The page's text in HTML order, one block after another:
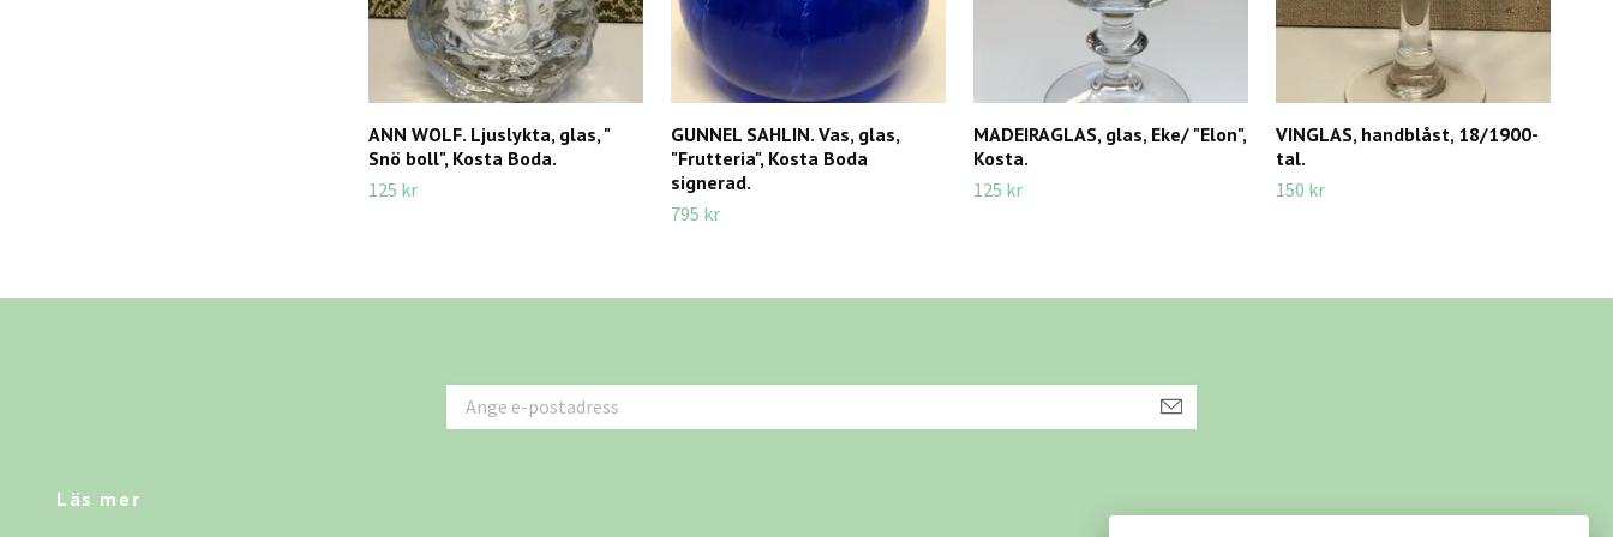
ANN WOLF. Ljuslykta, glas, "
Snö boll", Kosta Boda.
125 kr
GUNNEL SAHLIN. Vas, glas,
"Frutteria", Kosta Boda
signerad.
795 kr
MADEIRAGLAS, glas, Eke/ "Elon",
Kosta.
125 kr
VINGLAS, handblåst, 18/1900-
tal.
150 kr
Läs mer